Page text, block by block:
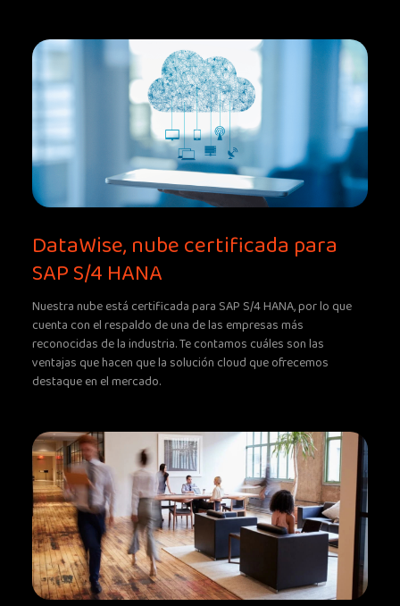
DataWise, nube certificada para
SAP S/4 HANA
Nuestra nube está certificada para SAP S/4 HANA, por lo que
cuenta con el respaldo de una de las empresas más
reconocidas de la industria. Te contamos cuáles son las
ventajas que hacen que la solución cloud que ofrecemos
destaque en el mercado.